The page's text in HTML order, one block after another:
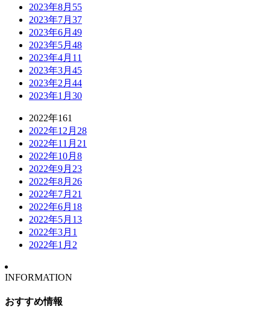
2023年8月 55
2023年7月 37
2023年6月 49
2023年5月 48
2023年4月 11
2023年3月 45
2023年2月 44
2023年1月 30
2022年161
2022年12月 28
2022年11月 21
2022年10月 8
2022年9月 23
2022年8月 26
2022年7月 21
2022年6月 18
2022年5月 13
2022年3月 1
2022年1月 2
INFORMATION
おすすめ情報